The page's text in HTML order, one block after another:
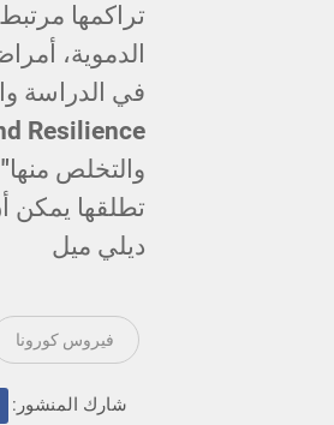
تراكمها
الدموية،
والتخلص
تطلقها يمكن
ديلي ميل
فيروس كورونا
شارك المنشور: